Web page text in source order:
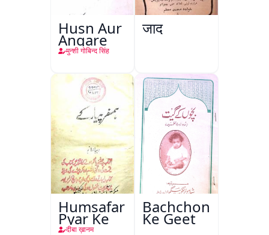
Husn Aur
Angare
मुन्शी गोबिन्द सिंह
जादू
Humsafar
Pyar Ke
दीबा ख़ानम
Bachchon
Ke Geet